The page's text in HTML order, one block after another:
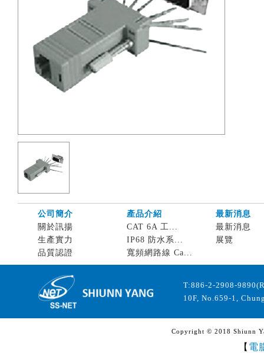
公司簡介 產品介紹
最新消息
關於訊揚
生產實力
品質認證
CAT 6A 工...
IP68 防水系...
寬頻網路線 Ca...
最新消息
展覽
T:886-2-2908-
10F, No.659-1,
Copyright © 2018 Shiunn
【 電